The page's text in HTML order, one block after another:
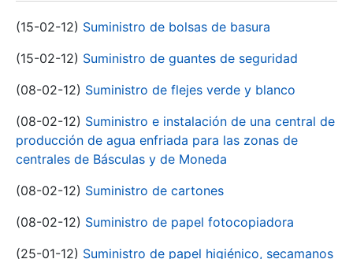
(15-02-12) Suministro de bolsas de basura
(15-02-12) Suministro de guantes de seguridad
(08-02-12) Suministro de flejes verde y blanco
(08-02-12) Suministro e instalación de una central de
producción de agua enfriada para las zonas de
centrales de Básculas y de Moneda
(08-02-12) Suministro de cartones
(08-02-12) Suministro de papel fotocopiadora
(25-01-12) Suministro de papel higiénico, secamanos